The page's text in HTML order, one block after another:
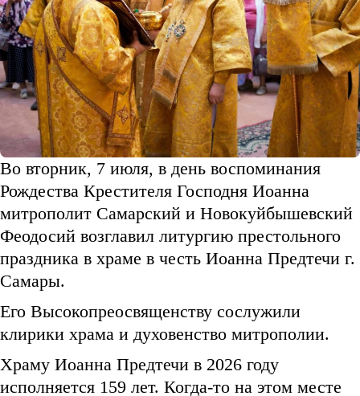
Во вторник, 7 июля, в день воспоминания
Рождества Крестителя Господня Иоанна
митрополит Самарский и Новокуйбышевский
Феодосий возглавил литургию престольного
праздника в храме в честь Иоанна Предтечи г.
Самары.
Его Высокопреосвященству сослужили
клирики храма и духовенство митрополии.
Храму Иоанна Предтечи в 2026 году
исполняется 159 лет. Когда-то на этом месте